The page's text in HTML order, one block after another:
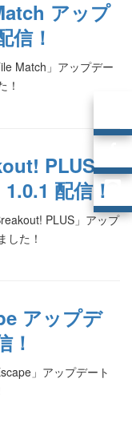
アップ
信！
Match」アップデー
！
PLUS
配信！
PLUS」アップ
した！
アップデ
！
」アップデート